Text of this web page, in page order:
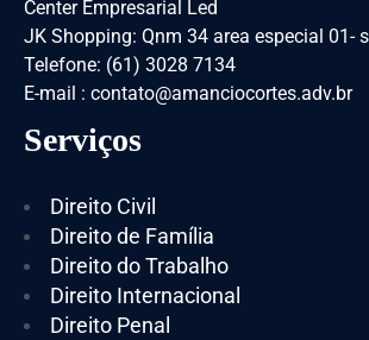
Center Empresarial Led
JK Shopping: Qnm 34 area especial 01-
Telefone: (61) 3028 7134
E-mail : contato@amanciocortes.adv.br
Serviços
Direito Civil
Direito de Família
Direito do Trabalho
Direito Internacional
Direito Penal